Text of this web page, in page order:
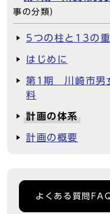
事の分類）
5つの柱と13の重
はじめに
第1期 川崎市男
料
計画の体系
計画の概要
よくある質問